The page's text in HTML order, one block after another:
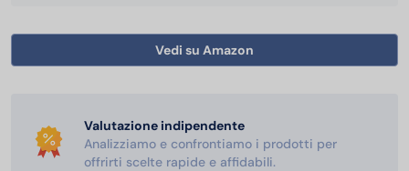
Vedi su Amazon
Valutazione indipendente
Analizziamo e confrontiamo i prodotti per
offrirti scelte rapide e affidabili.